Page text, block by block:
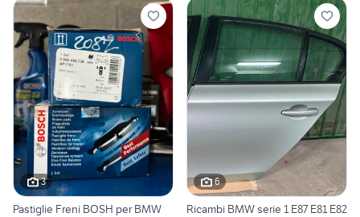
3
Pastiglie Freni BOSH per BMW
6
Ricambi BMW serie 1 E87 E81 E82